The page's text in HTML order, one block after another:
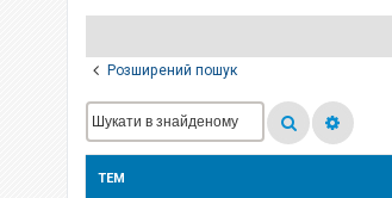
Розширений пошук
ТЕМ